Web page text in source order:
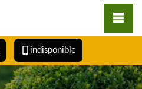
indisponible